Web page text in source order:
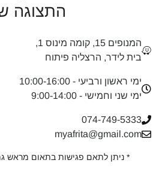
התצוגה
המנופים 15, קומה מינוס 1,
בית לידר, הרצליה פיתוח
ימי ראשון ורביעי - 10:00-16:00
ימי שני וחמישי - 9:00-14:00
074-749-5333
myafrita@gmail.com
* ניתן לתאם פגישות בתאום מראש